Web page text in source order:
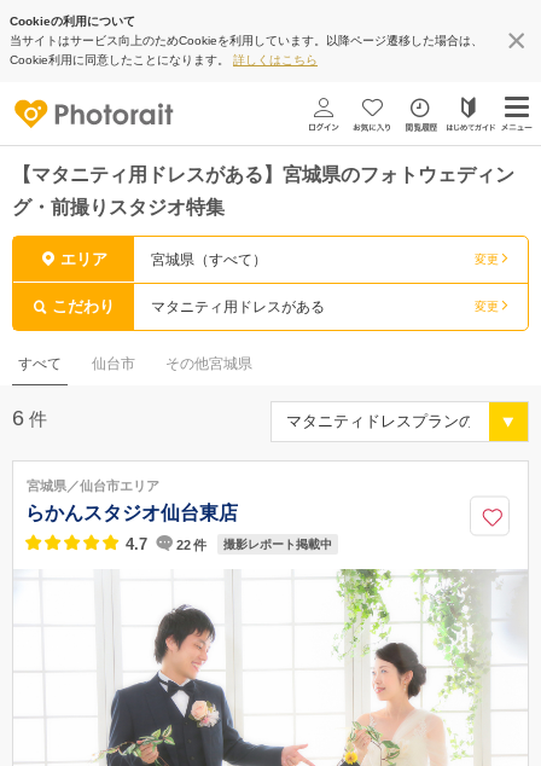
Cookieの利用について
当サイトはサービス向上のためCookieを利用しています。以降ページ遷移した場合は、
Cookie利用に同意したことになります。 詳しくはこちら
【マタニティ用ドレスがある】宮城県のフォトウェディン
グ・前撮りスタジオ特集
エリア 宮城県（すべて） 変更
こだわり マタニティ用ドレスがある 変更
すべて 仙台市 その他宮城県
6 件
宮城県／仙台市エリア
らかんスタジオ仙台東店
4.7 22件 撮影レポート掲載中